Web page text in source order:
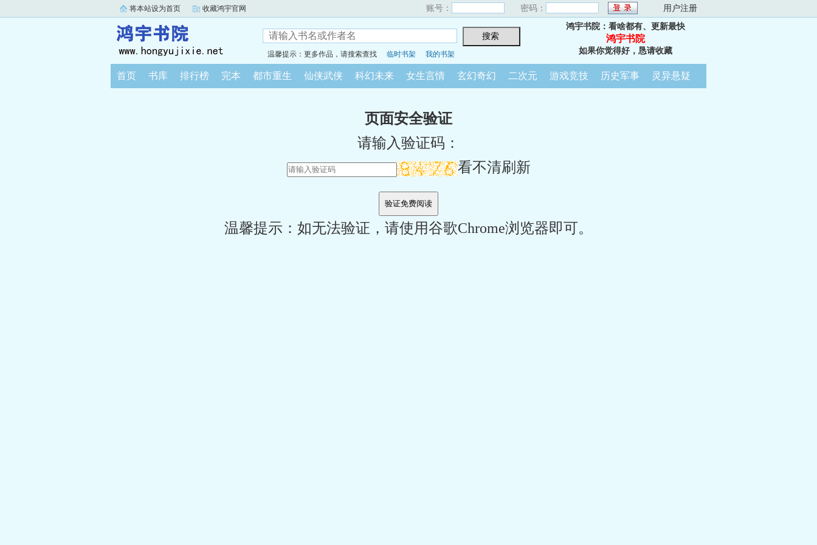
将本站设为首页 收藏鸿宇官网 账号： 密码： 用户注册
温馨提示：更多作品，请搜索查找 临时书架 我的书架
鸿宇书院：看啥都有、更新最快
鸿宇书院
如果你觉得好，恳请收藏
首页 书库 排行榜 完本 都市重生 仙侠武侠 科幻未来 女生言情 玄幻奇幻 二次元 游戏竞技 历史军事 灵异悬疑
页面安全验证
请输入验证码：
看不清刷新
温馨提示：如无法验证，请使用谷歌Chrome浏览器即可。